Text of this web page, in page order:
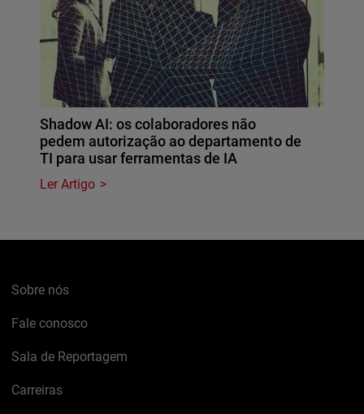
Shadow AI: os colaboradores não
pedem autorização ao departamento de
TI para usar ferramentas de IA
Ler Artigo
Sobre nós
Fale conosco
Sala de Reportagem
Carreiras